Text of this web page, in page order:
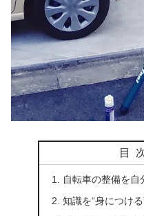
目
自転車の整備を自
知識を“身につけ